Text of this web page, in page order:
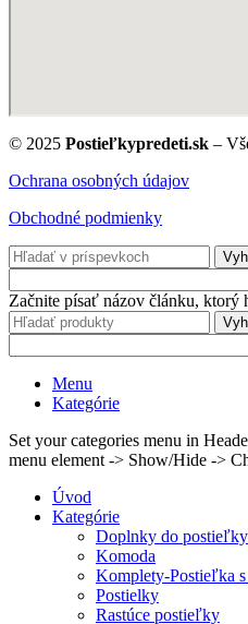
© 2025 Postieľkypredeti.sk –
Ochrana osobných údajov
Obchodné podmienky
Začnite písať názov článku, ktorý
Menu
Kategórie
Set your categories menu in
menu element -> Show/Hide ->
Úvod
Kategórie
Doplnky do postieľky
Komoda
Komplety-Postieľka
Postielky
Rastúce postieľky